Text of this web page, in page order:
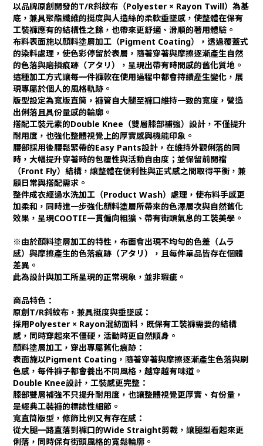
以品牌原創開發的T/R斜紋布（Polyester × Rayon Twill）為基
底，兼具聚酯纖維的挺度與人造絲的柔軟垂墜感，使整體在保有
工裝褲應有的結構性之餘，也帶來更舒適、滑順的著用體驗。
布料表面施以顏料塗層加工（Pigment Coating），透過覆蓋式
的染料處理，使色彩停留於表層，隨著穿著與摩擦逐漸產生自然
的色落與磨損痕跡（アタリ），呈現出帶有時間感的舊化質地。
這種加工方式讓每一件褲款在使用過程中都會持續產生變化，展
現專屬於個人的風格軌跡。
版型設定為寬版直筒，褲管自大腿至褲口維持一致的寬度，營造
出俐落且具份量感的輪廓。
搭配工裝元素的Double Knee（雙層膝部補強）設計，不僅提升
耐用度，也強化整體視覺上的厚實感與機能印象。
腰部採用後腰鬆緊帶的Easy Pants設計，在維持外觀俐落的同
時，大幅提升穿著時的包覆性與活動自由度；並保留前開襠
（Front Fly）結構，讓整體在便利性與正式感之間取得平衡，兼
顧日常與搭配需求。
整件成衣經過水洗加工（Product Wash）處理，使布料手感更
加柔和，同時進一步強化顏料塗層所帶來的色澤層次與自然舊化
效果，呈現COOTIE一貫偏向粗獷、帶有街頭氣息的工裝美學。
※由於顏料塗層加工的特性，布面會出現不均勻的色差（ムラ
感）與摩擦產生的色落痕跡（アタリ），且每件單品皆存在個體
差異。
此為設計與加工所呈現的正常現象，並非瑕疵。
商品特色：
原創T/R斜紋布，兼具挺度與垂墜感：
採用Polyester × Rayon混紡面料，既保有工裝褲需要的結構
感，同時穿起來不僵硬，活動時更自然順身。
顏料塗層加工，穿出專屬舊化痕跡：
表面施以Pigment Coating，隨著穿著與摩擦逐漸產生色落與刷
色感，每件褲子都會養出不同風格，越穿越有味道。
Double Knee設計，工裝感更完整：
膝部雙層補強不只提升耐用度，也讓整體視覺更厚實、有份量，
是經典工裝褲的標誌性細節。
寬直筒版型，修飾比例又有存在感：
從大腿一路直落到褲口的Wide Straight剪裁，讓腿型看起來更
俐落，同時保有街頭風格的寬鬆輪廓。